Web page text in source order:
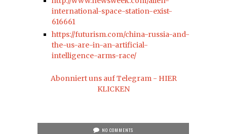
international-space-station-exist-
616661
https://futurism.com/china-russia-and-
the-us-are-in-an-artificial-
intelligence-arms-race/
Abonniert uns auf Telegram - HIER
KLICKEN
NO COMMENTS